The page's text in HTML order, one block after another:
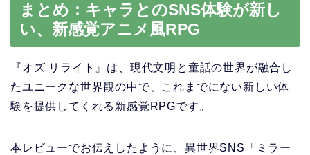
まとめ：キャラとのSNS体験が新し
い、新感覚アニメ風RPG
『オズ リライト』は、現代文明と童話の世界が融合し
たユニークな世界観の中で、これまでにない新しい体
験を提供してくれる新感覚RPGです。
本レビューでお伝えしたように、異世界SNS「ミラー